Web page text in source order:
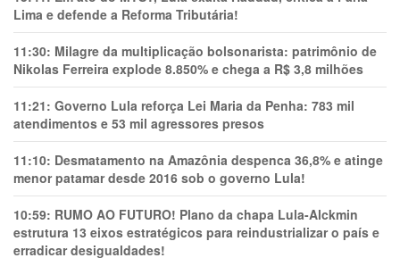
Lima e defende a Reforma Tributária!
11:30: Milagre da multiplicação bolsonarista: patrimônio de
Nikolas Ferreira explode 8.850% e chega a R$ 3,8 milhões
11:21: Governo Lula reforça Lei Maria da Penha: 783 mil
atendimentos e 53 mil agressores presos
11:10: Desmatamento na Amazônia despenca 36,8% e atinge
menor patamar desde 2016 sob o governo Lula!
10:59: RUMO AO FUTURO! Plano da chapa Lula-Alckmin
estrutura 13 eixos estratégicos para reindustrializar o país e
erradicar desigualdades!